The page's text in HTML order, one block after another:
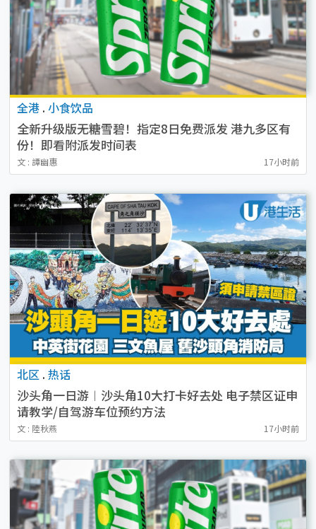
全港 . 小食饮品
全新升级版无糖雪碧！指定8日免费派发 港九多区有
份！即看附派发时间表
文 : 譚幽惠 17小时前
北区 . 热话
沙头角一日游︱沙头角10大打卡好去处 电子禁区证申
请教学/自驾游车位预约方法
文 : 陸秋燕 17小时前